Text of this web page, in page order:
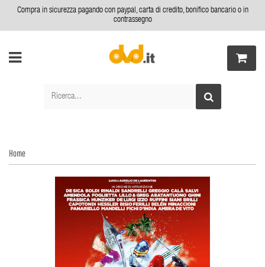
Compra in sicurezza pagando con paypal, carta di credito, bonifico bancario o in
contrassegno
Home